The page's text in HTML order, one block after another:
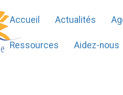
Accueil Actualités
Ressources Aidez-nous